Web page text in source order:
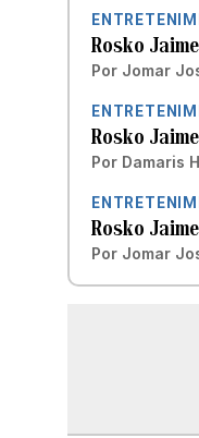
Rosko
Por Jomar
Rosko
Por Damaris
Rosko
Por Jomar